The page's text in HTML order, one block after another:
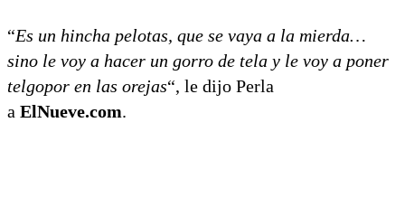
“Es un hincha pelotas, que se vaya a la mierda…
sino le voy a hacer un gorro de tela y le voy a poner
telgopor en las orejas“, le dijo Perla
a ElNueve.com.